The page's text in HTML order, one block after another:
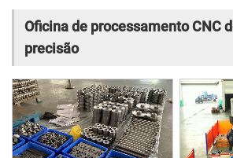
Oficina de processamento CNC
precisão